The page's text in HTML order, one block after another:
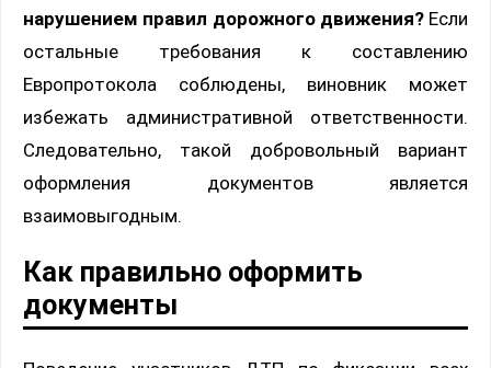
нарушением правил дорожного движения?Если
остальные требования к составлению
Европротокола соблюдены, виновник может
избежать административной ответственности.
Следовательно, такой добровольный вариант
оформления документов является
взаимовыгодным.
Как правильно оформить
документы